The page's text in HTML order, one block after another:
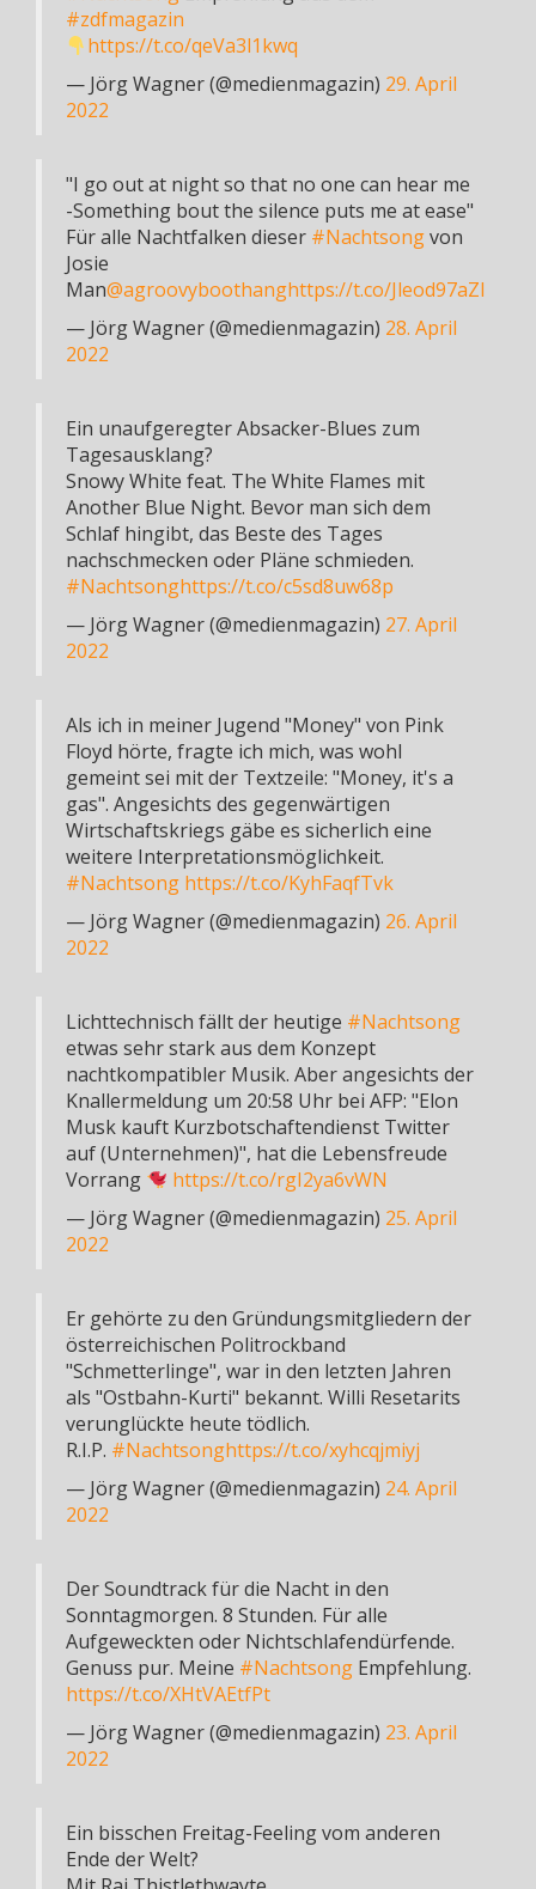
#zdfmagazin
https://t.co/qeVa3l1kwq
— Jörg Wagner (@medienmagazin) 29. April
2022
"I go out at night so that no one can hear me
-Something bout the silence puts me at ease"
Für alle Nachtfalken dieser #Nachtsongvon
Josie
Man@agroovyboothanghttps://t.co/Jleod97aZl
— Jörg Wagner (@medienmagazin) 28. April
2022
Ein unaufgeregter Absacker-Blues zum
Tagesausklang?
Snowy White feat. The White Flames mit
Another Blue Night. Bevor man sich dem
Schlaf hingibt, das Beste des Tages
nachschmecken oder Pläne schmieden.
#Nachtsonghttps://t.co/c5sd8uw68p
— Jörg Wagner (@medienmagazin) 27. April
2022
Als ich in meiner Jugend "Money" von Pink
Floyd hörte, fragte ich mich, was wohl
gemeint sei mit der Textzeile: "Money, it's a
gas". Angesichts des gegenwärtigen
Wirtschaftskriegs gäbe es sicherlich eine
weitere Interpretationsmöglichkeit.
#Nachtsong https://t.co/KyhFaqfTvk
— Jörg Wagner (@medienmagazin) 26. April
2022
Lichttechnisch fällt der heutige #Nachtsong
etwas sehr stark aus dem Konzept
nachtkompatibler Musik. Aber angesichts der
Knallermeldung um 20:58 Uhr bei AFP: "Elon
Musk kauft Kurzbotschaftendienst Twitter
auf (Unternehmen)", hat die Lebensfreude
Vorrang
https://t.co/rgI2ya6vWN
— Jörg Wagner (@medienmagazin) 25. April
2022
Er gehörte zu den Gründungsmitgliedern der
österreichischen Politrockband
"Schmetterlinge", war in den letzten Jahren
als "Ostbahn-Kurti" bekannt. Willi Resetarits
verunglückte heute tödlich.
R.I.P. #Nachtsonghttps://t.co/xyhcqjmiyj
— Jörg Wagner (@medienmagazin) 24. April
2022
Der Soundtrack für die Nacht in den
Sonntagmorgen. 8 Stunden. Für alle
Aufgeweckten oder Nichtschlafendürfende.
Genuss pur. Meine #Nachtsong Empfehlung.
https://t.co/XHtVAEtfPt
— Jörg Wagner (@medienmagazin) 23. April
2022
Ein bisschen Freitag-Feeling vom anderen
Ende der Welt?